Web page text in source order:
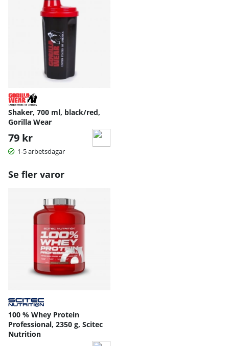
Shaker, 700 ml, black/red,
Gorilla Wear
79 kr
1-5 arbetsdagar
Se fler varor
100 % Whey Protein
Professional, 2350 g, Scitec
Nutrition